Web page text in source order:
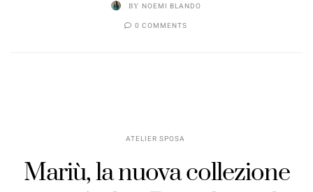
BY NOEMI BLANDO
0 COMMENTS
ATELIER SPOSA
Mariù, la nuova collezione